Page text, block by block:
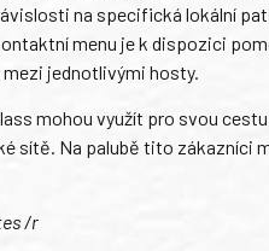
na specifická lokální
menu je k dispozici
jednotlivými hosty.
mohou využít pro svou
sítě. Na palubě tito zákazníci
/r